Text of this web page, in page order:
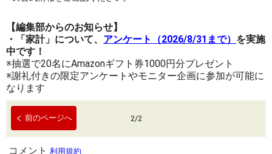
【編集部からのお知らせ】
・「家計」について、 アンケート（2026/8/31まで） を実施
中です！
※抽選で20名にAmazonギフト券1000円分プレゼント
※謝礼付きの限定アンケートやモニター企画に参加が可能に
なります
前のページへ 2/2